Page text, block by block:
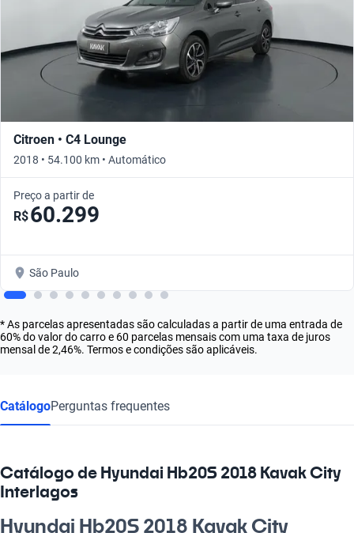
Citroen • C4 Lounge
2018 • 54.100 km • Automático
Preço a partir de
R$60.299
São Paulo
* As parcelas apresentadas são calculadas a partir de uma entrada de
60% do valor do carro e 60 parcelas mensais com uma taxa de juros
mensal de 2,46%. Termos e condições são aplicáveis.
CatálogoPerguntas frequentes
Catálogo de Hyundai Hb20S 2018 Kavak City
Interlagos
Hyundai Hb20S 2018 Kavak City